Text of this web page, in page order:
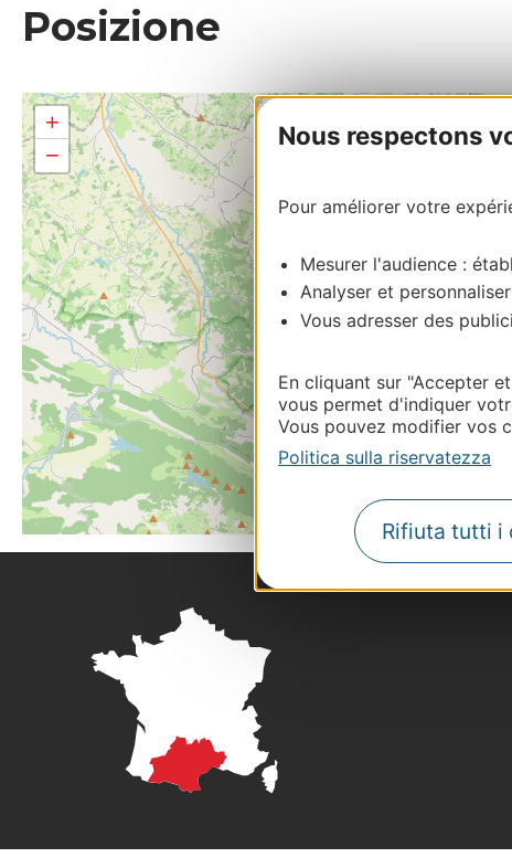
Nous respectons
Pour améliorer votre
Mesurer l'audience :
Analyser et
Vous adresser des
En cliquant sur "Accepter
vous permet d'indiquer
Vous pouvez modifier vos
Politica sulla riservatezza
Rifiuta tutti i
Posizione
+
−